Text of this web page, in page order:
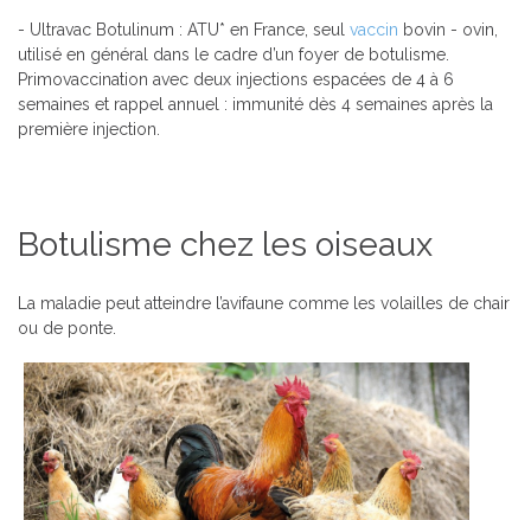
- Ultravac Botulinum : ATU* en France, seul vaccin bovin - ovin,
utilisé en général dans le cadre d’un foyer de botulisme.
Primovaccination avec deux injections espacées de 4 à 6
semaines et rappel annuel : immunité dès 4 semaines après la
première injection.
Botulisme chez les oiseaux
La maladie peut atteindre l’avifaune comme les volailles de chair
ou de ponte.